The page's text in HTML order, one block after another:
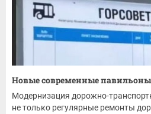
Новые современные
Модернизация дорожно-
не только регулярные ремонты